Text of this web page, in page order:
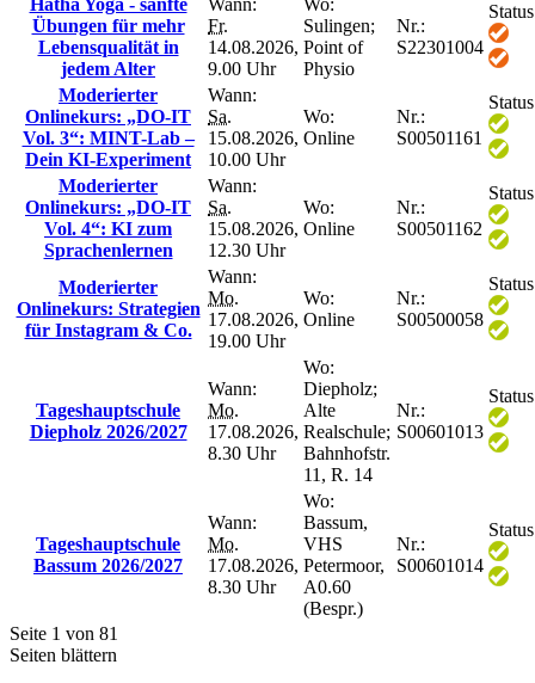
Übungen für mehr
Lebensqualität in
jedem Alter
Fr.
14.08.2026,
9.00 Uhr
Sulingen;
Point of
Physio
Nr.:
S22301004
Moderierter
Onlinekurs: „DO-IT
Vol. 3“: MINT-Lab –
Dein KI-Experiment
Wann:
Sa.
15.08.2026,
10.00 Uhr
Wo:
Online
Nr.:
S00501161
Moderierter
Onlinekurs: „DO-IT
Vol. 4“: KI zum
Sprachenlernen
Wann:
Sa.
15.08.2026,
12.30 Uhr
Wo:
Online
Nr.:
S00501162
Moderierter
Onlinekurs: Strategien
für Instagram & Co.
Wann:
Mo.
17.08.2026,
19.00 Uhr
Wo:
Online
Nr.:
S00500058
Tageshauptschule
Diepholz 2026/2027
Wann:
Mo.
17.08.2026,
8.30 Uhr
Wo:
Diepholz;
Alte
Realschule;
Bahnhofstr.
11, R. 14
Nr.:
S00601013
Tageshauptschule
Bassum 2026/2027
Wann:
Mo.
17.08.2026,
8.30 Uhr
Wo:
Bassum,
VHS
Petermoor,
A0.60
(Bespr.)
Nr.:
S00601014
Seite 1 von 81
Seiten blättern